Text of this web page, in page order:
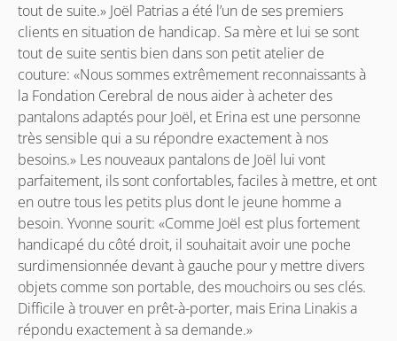
tout de suite.» Joël Patrias a été l’un de ses premiers
clients en situation de handicap. Sa mère et lui se sont
tout de suite sentis bien dans son petit atelier de
couture: «Nous sommes extrêmement reconnaissants à
la Fondation Cerebral de nous aider à acheter des
pantalons adaptés pour Joël, et Erina est une personne
très sensible qui a su répondre exactement à nos
besoins.» Les nouveaux pantalons de Joël lui vont
parfaitement, ils sont confortables, faciles à mettre, et ont
en outre tous les petits plus dont le jeune homme a
besoin. Yvonne sourit: «Comme Joël est plus fortement
handicapé du côté droit, il souhaitait avoir une poche
surdimensionnée devant à gauche pour y mettre divers
objets comme son portable, des mouchoirs ou ses clés.
Difficile à trouver en prêt-à-porter, mais Erina Linakis a
répondu exactement à sa demande.»